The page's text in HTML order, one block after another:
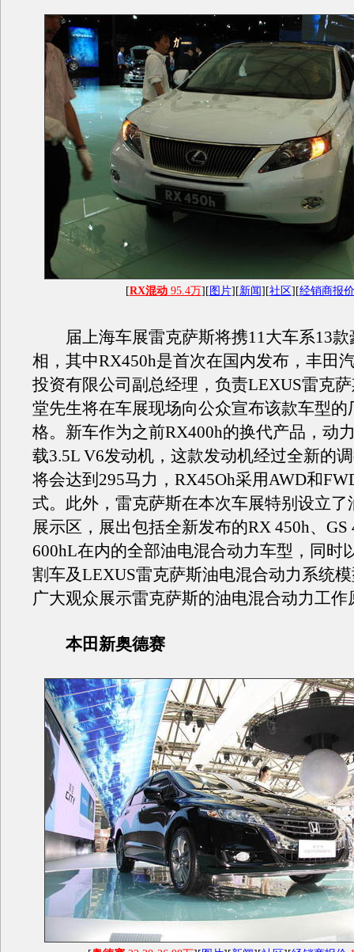
[RX混动95.4万][ 图片][新闻][社区][经销商报价
届上海车展雷克萨斯将携11大车系13款
相，其中RX450h是首次在国内发布，丰田
投资有限公司副总经理，负责LEXUS雷克
堂先生将在车展现场向公众宣布该款车型的
格。新车作为之前RX400h的换代产品，动
载3.5L V6发动机，这款发动机经过全新的
将会达到295马力，RX45Oh采用AWD和
式。此外，雷克萨斯在本次车展特别设立了
展示区，展出包括全新发布的RX 450h、GS
600hL在内的全部油电混合动力车型，同时
割车及LEXUS雷克萨斯油电混合动力系统
广大观众展示雷克萨斯的油电混合动力工作
本田新奥德赛